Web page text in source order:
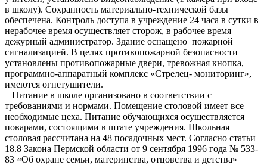
в школу). Сохранность материально-технической базы
обеспечена. Контроль доступа в учреждение 24 часа в сутки в
нерабочее время осуществляет сторож, в рабочее время
дежурный администратор. Здание оснащено пожарной
сигнализацией. В целях противопожарной безопасности
установлены противопожарные двери, тревожная кнопка,
программно-аппаратный комплекс «Стрелец- мониторинг»,
имеются огнетушители.
Питание в школе организовано в соответствии с
требованиями и нормами. Помещение столовой имеет все
необходимые цеха. Питание обучающихся осуществляется
поварами, состоящими в штате учреждения. Школьная
столовая рассчитана на 48 посадочных мест. Согласно статьи
18.8 Закона Пермской области от 9 сентября 1996 года № 533-
83 «Об охране семьи, материнства, отцовства и детства»